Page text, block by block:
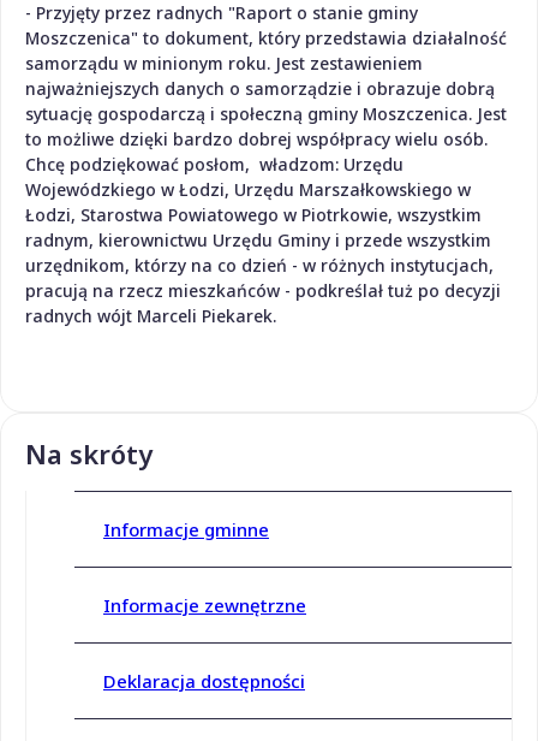
- Przyjęty przez radnych "Raport o stanie gminy
Moszczenica" to dokument, który przedstawia działalność
samorządu w minionym roku. Jest zestawieniem
najważniejszych danych o samorządzie i obrazuje dobrą
sytuację gospodarczą i społeczną gminy Moszczenica. Jest
to możliwe dzięki bardzo dobrej współpracy wielu osób.
Chcę podziękować posłom, władzom: Urzędu
Wojewódzkiego w Łodzi, Urzędu Marszałkowskiego w
Łodzi, Starostwa Powiatowego w Piotrkowie, wszystkim
radnym, kierownictwu Urzędu Gminy i przede wszystkim
urzędnikom, którzy na co dzień - w różnych instytucjach,
pracują na rzecz mieszkańców - podkreślał tuż po decyzji
radnych wójt Marceli Piekarek.
Na skróty
Informacje gminne
Informacje zewnętrzne
Deklaracja dostępności